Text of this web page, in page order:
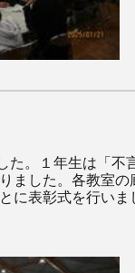
。１年生は「不
ました。各教室
表彰式を行いま